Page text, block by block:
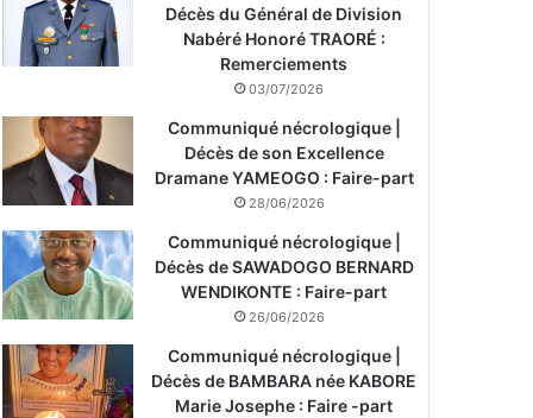
Décès du Général de Division
Nabéré Honoré TRAORÉ :
Remerciements
03/07/2026
Communiqué nécrologique |
Décès de son Excellence
Dramane YAMEOGO : Faire-part
28/06/2026
Communiqué nécrologique |
Décès de SAWADOGO BERNARD
WENDIKONTE : Faire-part
26/06/2026
Communiqué nécrologique |
Décès de BAMBARA née KABORE
Marie Josephe : Faire -part